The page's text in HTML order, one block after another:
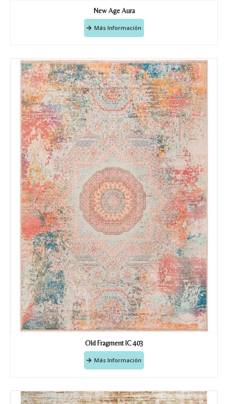
New Age Aura
Más Información
Old Fragment IC 403
Más Información